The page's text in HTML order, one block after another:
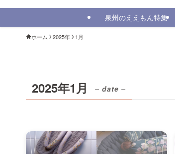
泉州のええもん特集
ホーム 2025年 1月
2025年1月 – date –